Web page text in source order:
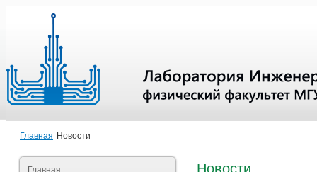
Главная Новости
Главная
Новости